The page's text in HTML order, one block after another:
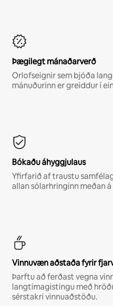
Þægilegt mánaðarverð
Orlofseignir sem bjóða
mánuðurinn er greiddur í
Bókaðu áhyggjulaus
Yfirfarið af traustu
allan sólarhringinn meðan
Vinnuvæn aðstaða fyrir
Þarftu að ferðast vegna
langtímagistingu með
sérstakri vinnuaðstöðu.